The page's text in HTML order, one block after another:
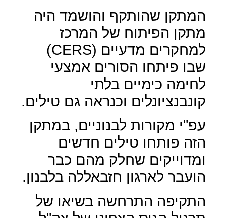
המתקן שהותקף והושמד היה
מתקן הפיתוח של המרכז
למחקרים מדעיים (CERS
)
שבו פיתחו הסורים אמצעי
לחימה כימיים בלתי
קונבנציונלים וכנראה גם טילים.
עפ"י מקורות לבנוניים, במתקן
הזה פותחו טילים חדשים
ומדוייקים שחלק מהם כבר
הועבר לארגון חזבאללה בלבנון.
התקיפה התרחשה בשיאו של